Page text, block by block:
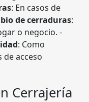
: En casos de
de cerraduras:
o negocio. -
: Como
acceso
Cerrajería